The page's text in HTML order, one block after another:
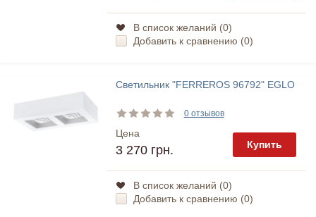
В список желаний (0)
Добавить к сравнению (0)
Светильник "FERREROS 96792" EGLO
0 отзывов
Цена
3 270 грн. Купить
В список желаний (0)
Добавить к сравнению (0)